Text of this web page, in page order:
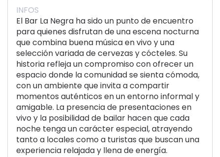
INFOS
El Bar La Negra ha sido un punto de encuentro
para quienes disfrutan de una escena nocturna
que combina buena música en vivo y una
selección variada de cervezas y cócteles. Su
historia refleja un compromiso con ofrecer un
espacio donde la comunidad se sienta cómoda,
con un ambiente que invita a compartir
momentos auténticos en un entorno informal y
amigable. La presencia de presentaciones en
vivo y la posibilidad de bailar hacen que cada
noche tenga un carácter especial, atrayendo
tanto a locales como a turistas que buscan una
experiencia relajada y llena de energía.